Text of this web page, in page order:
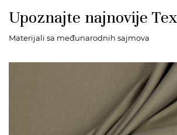
Upoznajte najnovije
Materijali sa međunarodnih sajmova